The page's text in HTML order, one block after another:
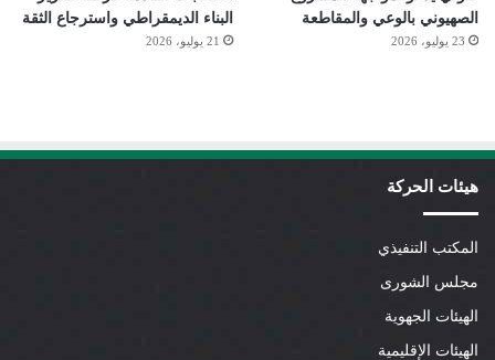
الصهيوني بالوعي والمقاطعة
23 يوليو، 2026
البناء الديمقراطي واسترجاع الثقة
21 يوليو، 2026
هيئات الحركة
المكتب التنفيذي
مجلس الشورى
الهيئات الجهوية
الهيئات الإقليمية